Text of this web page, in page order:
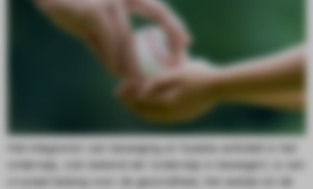
Het integreren van beweging en fysieke activiteit in het
onderwijs, ook bekend als ‘onderwijs in bewegen’, is van
cruciaal belang voor de gezondheid, het welzijn en de